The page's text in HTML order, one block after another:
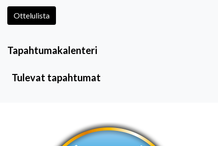
Ottelulista
Tapahtumakalenteri
Tulevat tapahtumat